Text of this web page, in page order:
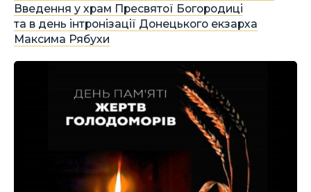
Введення у храм Пресвятої Богородиці
та в день інтронізації Донецького екзарха
Максима Рябухи